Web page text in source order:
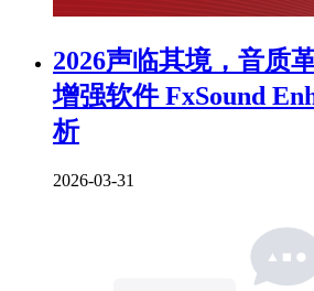
2026声临其境，音质
增强软件 FxSound
析
2026-03-31